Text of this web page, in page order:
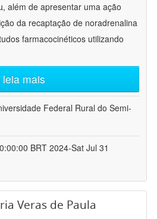
além de apresentar uma ação
da recaptação de noradrenalina
farmacocinéticos utilizando
leia mais
Federal Rural do Semi-
BRT 2024-Sat Jul 31
Veras de Paula